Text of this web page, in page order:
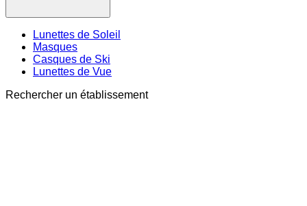
Lunettes de Soleil
Masques
Casques de Ski
Lunettes de Vue
Rechercher un établissement